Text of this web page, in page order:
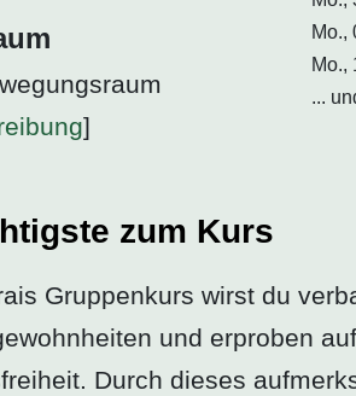
]
Mo.,
Mo.,
...
zum Kurs
Gruppenkurs wirst du
und erproben
Durch dieses